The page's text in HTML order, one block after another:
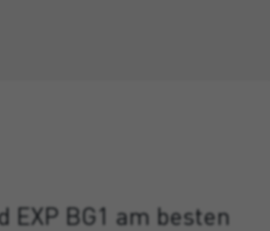
BG1 am besten